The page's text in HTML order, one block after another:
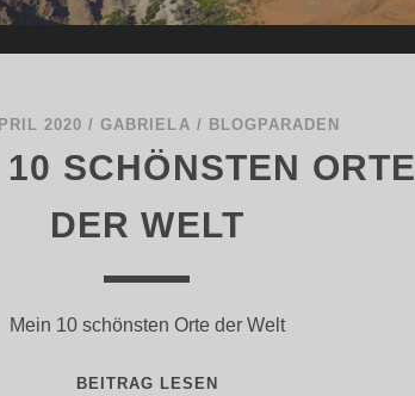
2020 /GABRIELA / BLOGPARADEN
SCHÖNSTEN ORTE
DER WELT
Mein 10 schönsten Orte der Welt
BEITRAG LESEN